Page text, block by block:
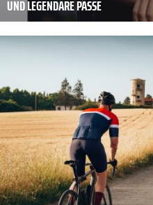
UND LEGENDÄRE PÄSSE